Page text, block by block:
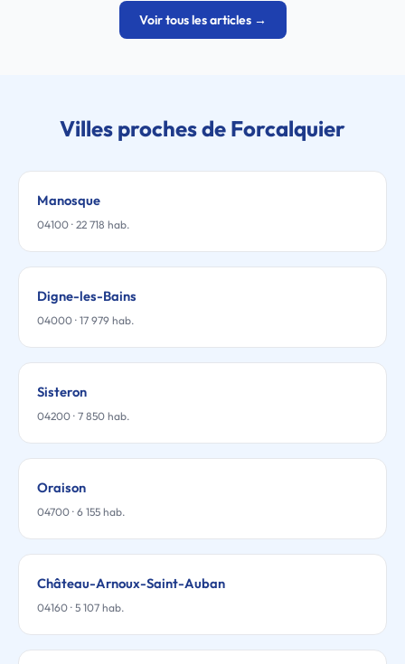
Voir tous les articles →
Villes proches de Forcalquier
Manosque
04100 · 22 718 hab.
Digne-les-Bains
04000 · 17 979 hab.
Sisteron
04200 · 7 850 hab.
Oraison
04700 · 6 155 hab.
Château-Arnoux-Saint-Auban
04160 · 5 107 hab.